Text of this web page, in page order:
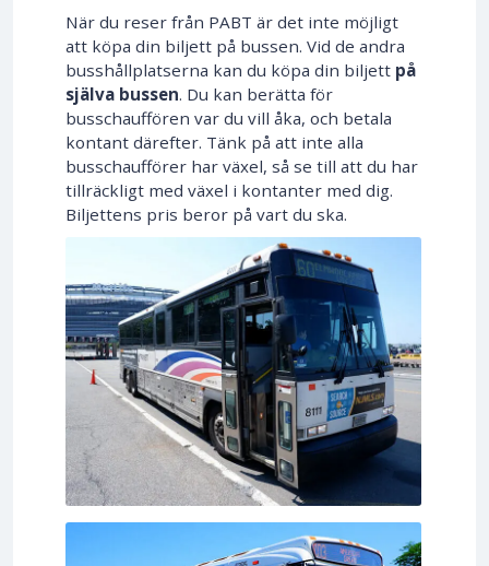
När du reser från PABT är det inte möjligt
att köpa din biljett på bussen. Vid de andra
busshållplatserna kan du köpa din biljett på
själva bussen. Du kan berätta för
busschauffören var du vill åka, och betala
kontant därefter. Tänk på att inte alla
busschaufförer har växel, så se till att du har
tillräckligt med växel i kontanter med dig.
Biljettens pris beror på vart du ska.